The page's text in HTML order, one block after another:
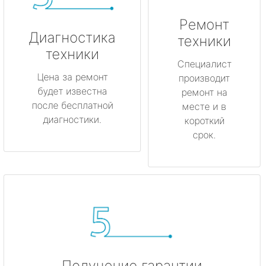
Лодейное Поле
Луга
Любань
Мурино
Никольское
Новая Ладога
Диагностика
техники
Цена за ремонт
будет известна
после бесплатной
диагностики.
Ремонт
техники
Специалист
производит
ремонт на
месте и в
короткий
срок.